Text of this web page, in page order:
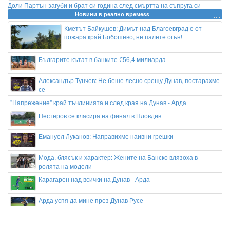
Доли Партън загуби и брат си година след смъртта на съпруга си
Новини в реално времеss
Кметът Байкушев: Димът над Благоевград е от
пожара край Бобошево, не палете огън!
Българите кътат в банките €56,4 милиарда
Александър Тунчев: Не беше лесно срещу Дунав, постарахме
се
"Напрежение" край тъчлинията и след края на Дунав - Арда
Нестеров се класира на финал в Пловдив
Емануел Луканов: Направихме наивни грешки
Мода, блясък и характер: Жените на Банско влязоха в
ролята на модели
Карагарен над всички на Дунав - Арда
Арда успя да мине през Дунав Русе